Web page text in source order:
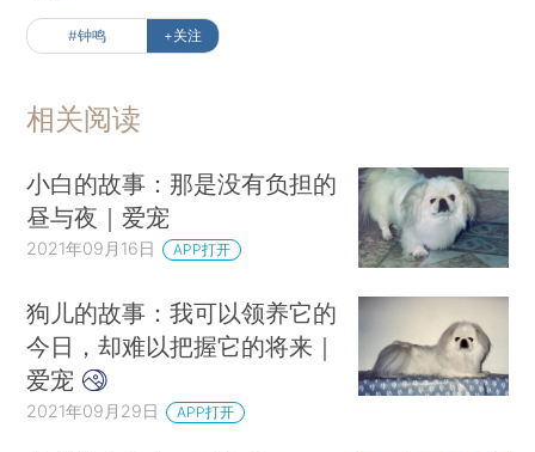
#钟鸣 +关注
相关阅读
小白的故事：那是没有负担的
昼与夜｜爱宠
2021年09月16日 APP打开
狗儿的故事：我可以领养它的
今日，却难以把握它的将来｜
爱宠
2021年09月29日 APP打开